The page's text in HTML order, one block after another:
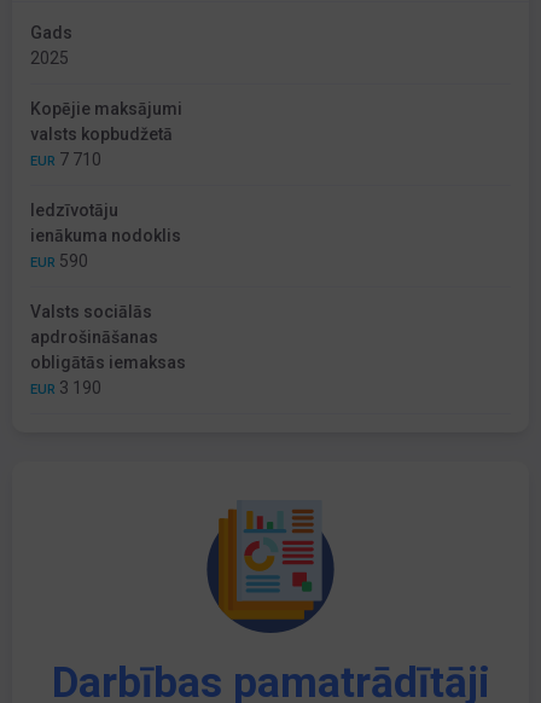
Gads
2025
Kopējie maksājumi
valsts kopbudžetā
EUR 7 710
Iedzīvotāju
ienākuma nodoklis
EUR 590
Valsts sociālās
apdrošināšanas
obligātās iemaksas
EUR 3 190
Darbības pamatrādītāji